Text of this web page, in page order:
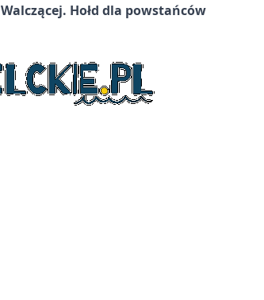
Walczącej. Hołd dla powstańców